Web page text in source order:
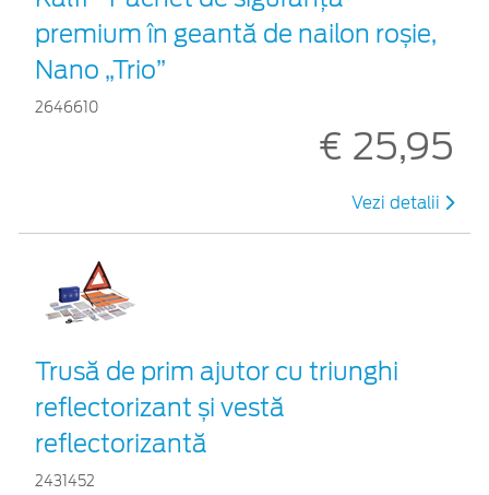
premium în geantă de nailon roșie,
Nano „Trio”
2646610
€ 25,95
Vezi detalii
Trusă de prim ajutor cu triunghi
reflectorizant și vestă
reflectorizantă
2431452